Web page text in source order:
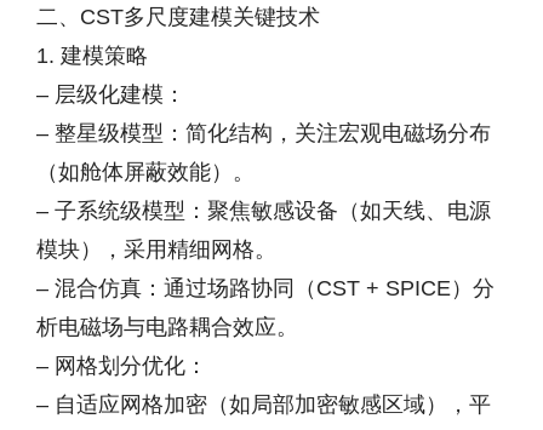
二、CST多尺度建模关键技术
1. 建模策略
– 层级化建模：
– 整星级模型：简化结构，关注宏观电磁场分布
（如舱体屏蔽效能）。
– 子系统级模型：聚焦敏感设备（如天线、电源
模块），采用精细网格。
– 混合仿真：通过场路协同（CST + SPICE）分
析电磁场与电路耦合效应。
– 网格划分优化：
– 自适应网格加密（如局部加密敏感区域），平